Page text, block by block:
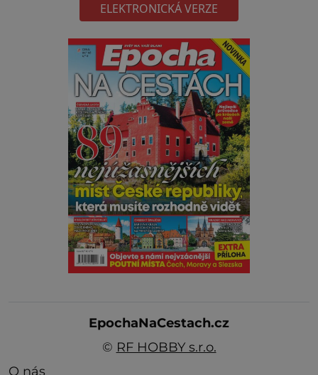
ELEKTRONICKÁ VERZE
EpochaNaCestach.cz
© RF HOBBY s.r.o.
O nás